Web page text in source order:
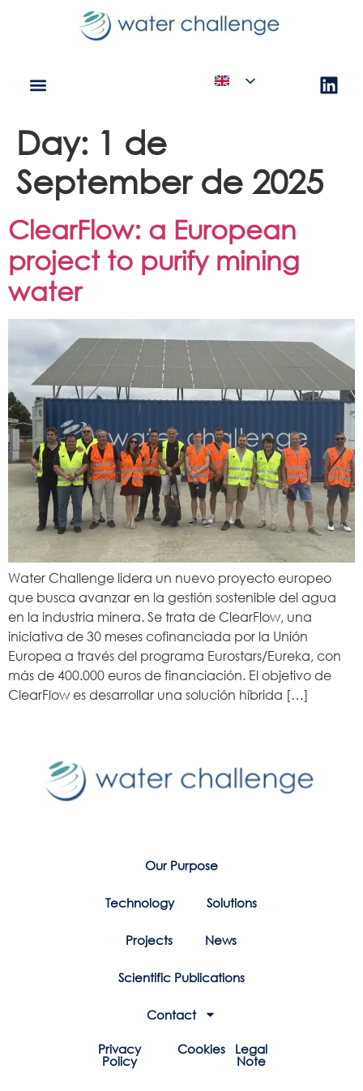
Day: 1 de
September de 2025
ClearFlow: a European
project to purify mining
water
Water Challenge lidera un nuevo proyecto europeo
que busca avanzar en la gestión sostenible del agua
en la industria minera. Se trata de ClearFlow, una
iniciativa de 30 meses cofinanciada por la Unión
Europea a través del programa Eurostars/Eureka, con
más de 400.000 euros de financiación. El objetivo de
ClearFlow es desarrollar una solución híbrida […]
Our Purpose
Technology Solutions
Projects News
Scientific Publications
Contact
Privacy
Policy
Cookies Legal
Note